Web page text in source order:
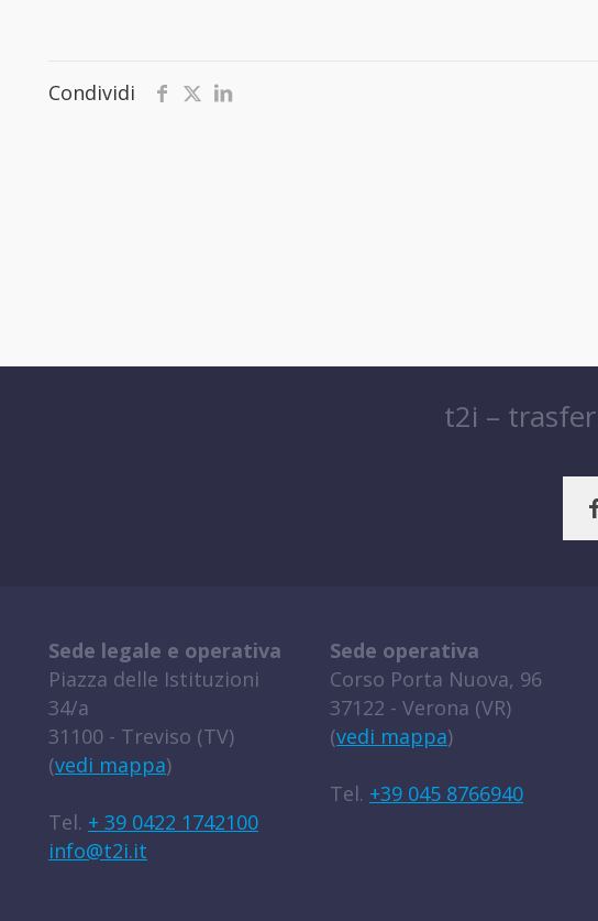
Condividi
t2i –
Sede legale e operativa
Piazza delle Istituzioni
34/a
31100 - Treviso (TV)
(vedi mappa)
Tel. + 39 0422 1742100
info@t2i.it
Sede operativa
Corso Porta Nuova, 96
37122 - Verona (VR)
(vedi mappa)
Tel. +39 045 8766940